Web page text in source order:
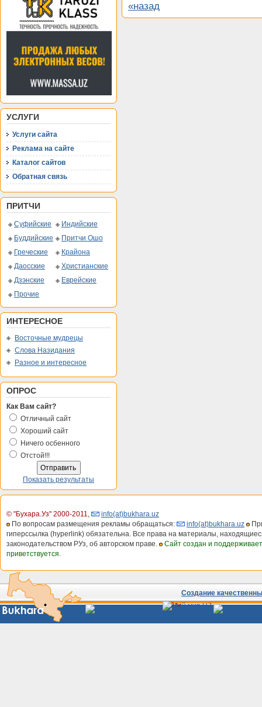
УСЛУГИ
Услуги сайта
Реклама на сайте
Каталог сайтов
Обратная связь
ПРИТЧИ
Суфийские
Индийские
Буддийские
Притчи Ошо
Греческие
Крайона
Даосские
Христианские
Дзэнские
Еврейские
Прочие
ИНТЕРЕСНОЕ
Восточные мудрецы
Слова Назидания
Разное и интересное
ОПРОС
Как Вам сайт?
Отличный сайт
Хороший сайт
Ничего осбенного
Отстой!!!
Показать результаты
«назад
© "Бухара.Уз" 2000-2011,
info(at)bukhara.uz
По вопросам размещения рекламы обращаться:
info(at)bukhara.uz
гиперссылка (hyperlink) обязательна. Все права на материалы,
законодательством РУз, об авторском праве.
Сайт создан и
приветствуется.
Создание
Сайты
Узбекистана